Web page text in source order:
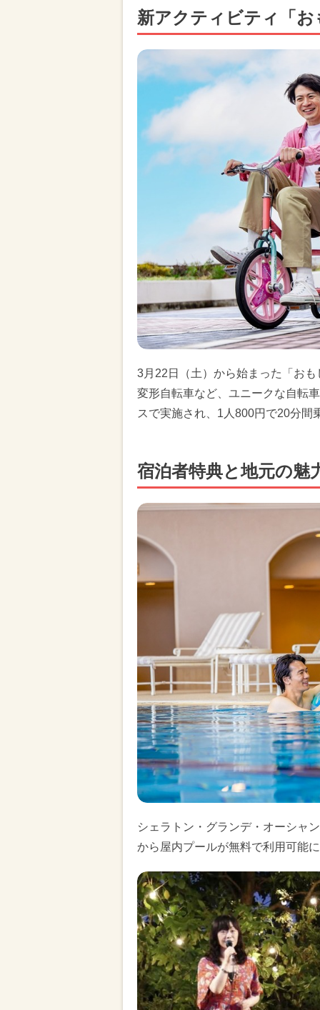
新アクティビティ「
3月22日（土）から始まった「お
変形自転車など、ユニークな自転
スで実施され、1人800円で20分間
宿泊者特典と地元の魅
シェラトン・グランデ・オーシャ
から屋内プールが無料で利用可能